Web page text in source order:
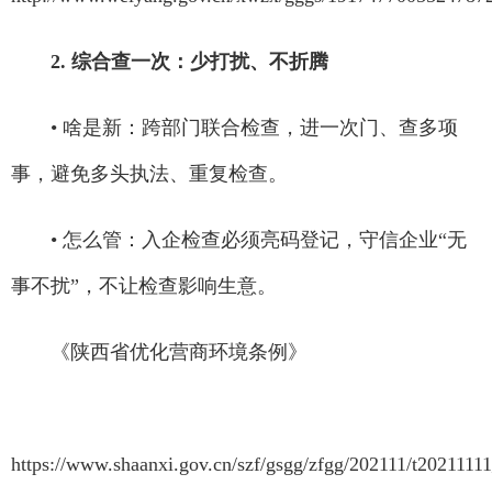
2. 综合查一次：少打扰、不折腾
• 啥是新：跨部门联合检查，进一次门、查多项
事，避免多头执法、重复检查。
• 怎么管：入企检查必须亮码登记，守信企业“无
事不扰”，不让检查影响生意。
《陕西省优化营商环境条例》
https://www.shaanxi.gov.cn/szf/gsgg/zfgg/202111/